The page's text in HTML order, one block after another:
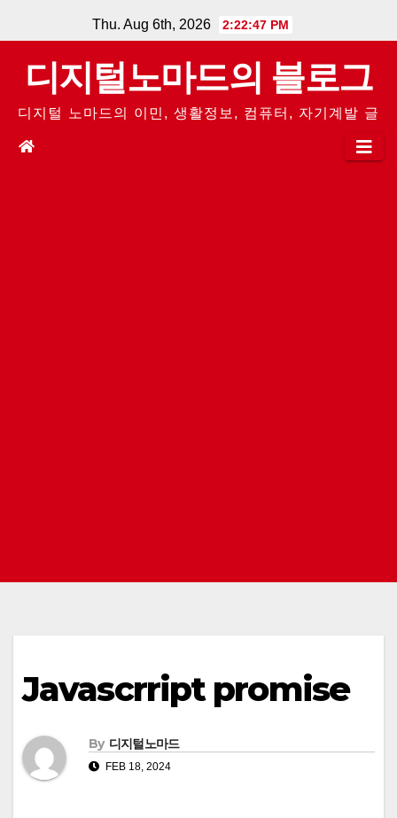
to
content
Thu. Aug 6th, 2026 2:22:48 PM
디지털노마드의 블로그
디지털 노마드의 이민, 생활정보, 컴퓨터, 자기계발 글
Javascrript promise
By 디지털노마드
FEB 18, 2024